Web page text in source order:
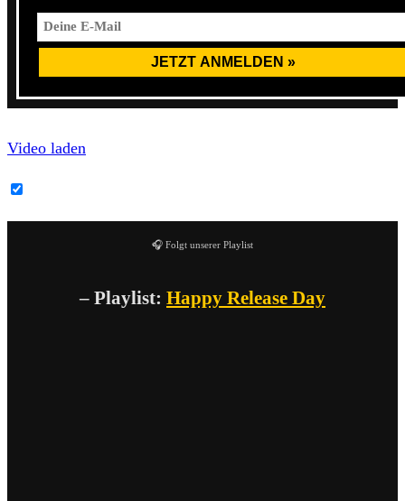
Video laden
🎧 Folgt unserer Playlist
– Playlist: Happy Release Day